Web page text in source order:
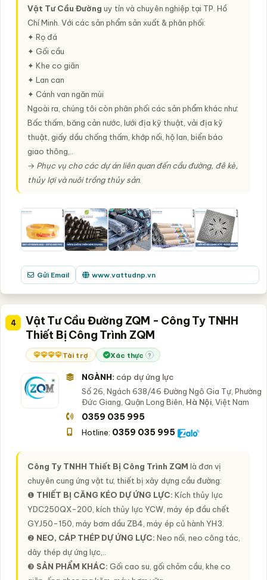
Vật Tư Cầu Đường uy tín và chuyên nghiệp tại TP. Hồ
Chí Minh. Với các sản phẩm sản xuất & phân phối:
✦ Rọ đá
✦ Gối cầu
✦ Khe co giãn
✦ Lan can
✦ Cánh van ngăn mùi
Ngoài ra, chúng tôi còn phân phối các sản phẩm khác như:
Bấc thấm, băng cản nước, lưới địa kỹ thuật, vải địa kỹ
thuật, giấy dầu chống thấm, khớp nối, hộ lan, biển báo
giao thông,..
→ Phục vụ cho các dự án liên quan đến cầu đường, đê kè,
thủy lợi và nuôi trồng thủy sản.
Gửi Email www.vattudnp.vn
4
Vật Tư Cầu Đường ZQM - Công Ty TNHH
Thiết Bị Công Trình ZQM
Tài trợ Xác thực ?
NGÀNH: cáp dự ứng lực
Số 26, Ngách 638/46 Đường Ngô Gia Tự, Phường
Đức Giang, Quận Long Biên, Hà Nội, Việt Nam
0359 035 995
Hotline: 0359 035 995
Công Ty TNHH Thiết Bị Công Trình ZQM là đơn vị
chuyên cung ứng vật tư, thiết bị xây dựng cầu đường:
❶ THIẾT BỊ CĂNG KÉO DỰ ỨNG LỰC: Kích thủy lực
YDC250QX-200, kích thủy lực YCW, máy ép đầu chết
GYJ50-150, máy bơm dầu ZB4, máy ép củ hành YH3.
❷ NEO, CÁP THÉP DỰ ỨNG LỰC: Neo nối, neo công tác,
dây thép dự ứng lực,..
❸ SẢN PHẨM KHÁC: Gối cao su, gối chỏm cầu, khe co